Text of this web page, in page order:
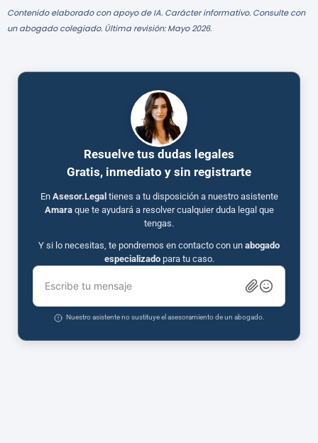
Contenido elaborado con apoyo de IA. Carácter informativo. Consulte con
un abogado colegiado. Última revisión: Mayo 2026.
Resuelve tus dudas legales
Gratis, inmediato y sin registrarte
En Asesor.Legal tienes a tu disposición a nuestro asistente
Amaraque te ayudará a resolver cualquier duda legal que
tengas.
Y si lo necesitas, te pondremos en contacto con un abogado
especializadopara tu caso.
Escribe tu mensaje
Nuestro asistente no sustituye el asesoramiento de un abogado.